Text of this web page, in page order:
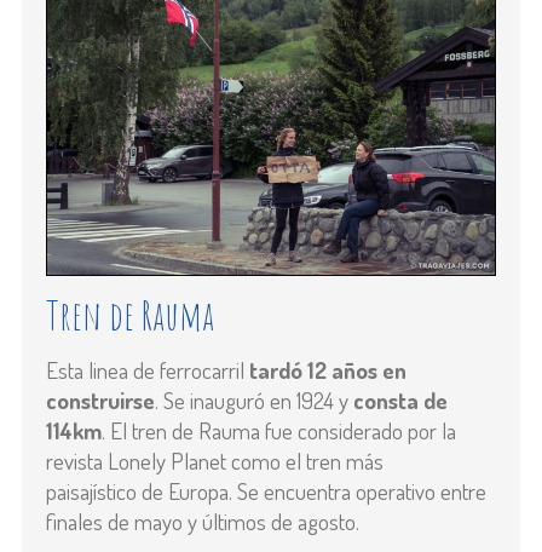
Tren de Rauma
Esta linea de ferrocarril tardó 12 años en
construirse. Se inauguró en 1924 y consta de
114km. El tren de Rauma fue considerado por la
revista Lonely Planet como el tren más
paisajístico de Europa. Se encuentra operativo entre
finales de mayo y últimos de agosto.